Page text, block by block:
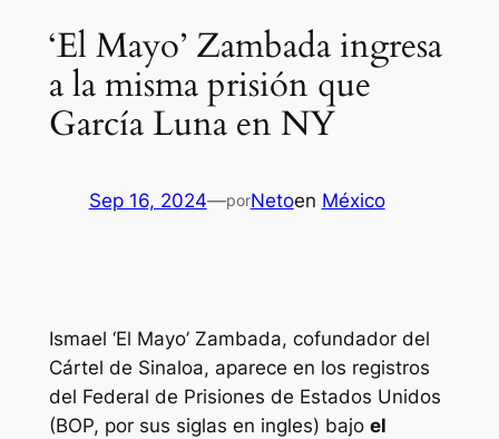
‘El Mayo’ Zambada ingresa
a la misma prisión que
García Luna en NY
Sep 16, 2024—porNetoen México
Ismael ‘El Mayo’ Zambada, cofundador del
Cártel de Sinaloa, aparece en los registros
del Federal de Prisiones de Estados Unidos
(BOP, por sus siglas en ingles) bajo el